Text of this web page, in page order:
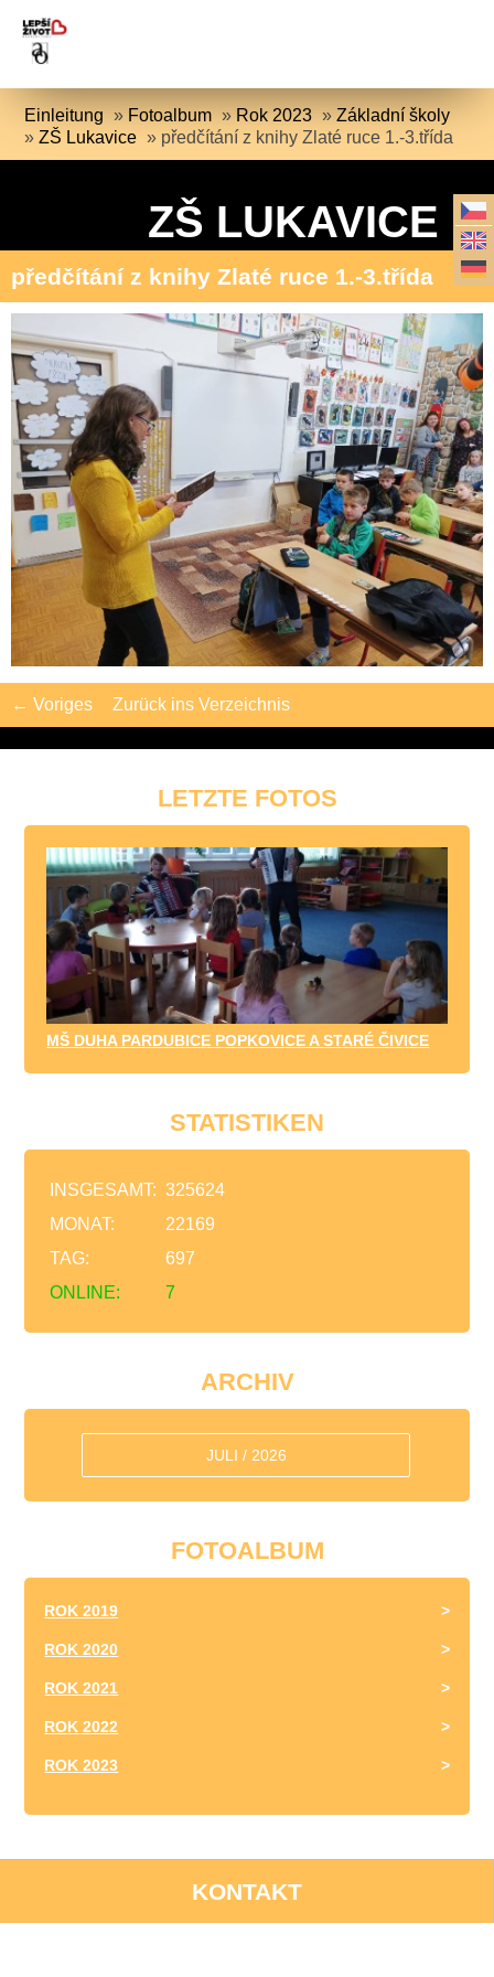
Einleitung » Fotoalbum » Rok 2023 »Základní školy
»ZŠ Lukavice » předčítání z knihy Zlaté ruce 1.-3.třída
ZŠ LUKAVICE
předčítání z knihy Zlaté ruce 1.-3.třída
← Voriges Zurück ins Verzeichnis
LETZTE FOTOS
MŠ DUHA PARDUBICE POPKOVICE A STARÉ ČIVICE
STATISTIKEN
ONLINE: 7
INSGESAMT: 325624
MONAT:
22169
TAG:
697
ARCHIV
JULI / 2026
FOTOALBUM
ROK 2019
ROK 2020
ROK 2021
ROK 2022
ROK 2023
KONTAKT